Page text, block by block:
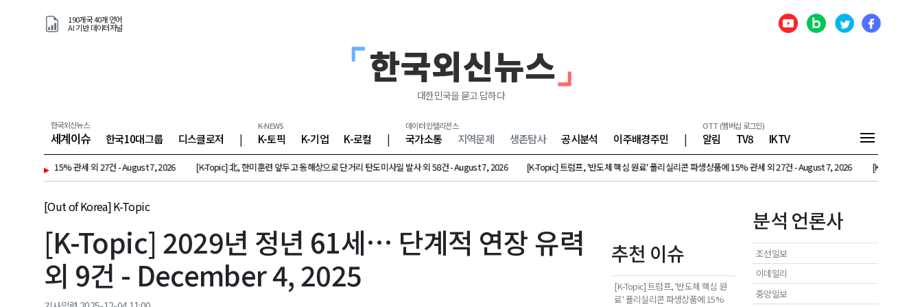
190개국 40개 언어
AI 기반 데이터저널
대한민국을 묻고 답하다
한국외신뉴스
세계이슈 한국10대그룹 디스클로저 |
K-NEWS
K-토픽 K-기업 K-로컬 |
데이터 인텔리전스
국가소통 지역문제 생존탐사 공시분석 이주배경주민 |
OTT (멤버십 로그인)
알림 TV8 IKTV
▸
상품에 15% 관세 외 27건 - August 7, 2026 [K-Topic] 北, 한미훈련 앞두고 동해상으로 단거리 탄도미사일 발사 외 58건 - August 7, 2026 [K-Topic] 트럼프, '반도체 핵심 원료' 폴리실리콘 파생상품에 15% 관세 외 27건 - August 7, 2026 [K-Topic] 北, 한
[Out of Korea] K-Topic
[K-Topic] 2029년 정년 61세… 단계적 연장 유력
외 9건 - December 4, 2025
추천 이슈
[K-Topic] 트럼프, '반도체 핵심 원
료' 폴리실리콘 파생상품에 15%
분석 언론사
조선일보
이데일리
중앙일보